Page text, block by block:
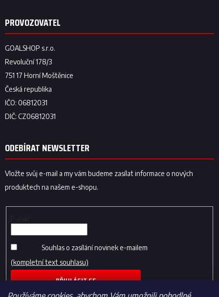
ODEBÍRAT NEWSLETTER
Vložte svůj e-mail a my vám budeme zasílat informace o nových
produktech na našem e-shopu.
Souhlas o zasílání novinek e-mailem
(kompletní text souhlasu)
PŘIHLÁSIT SE